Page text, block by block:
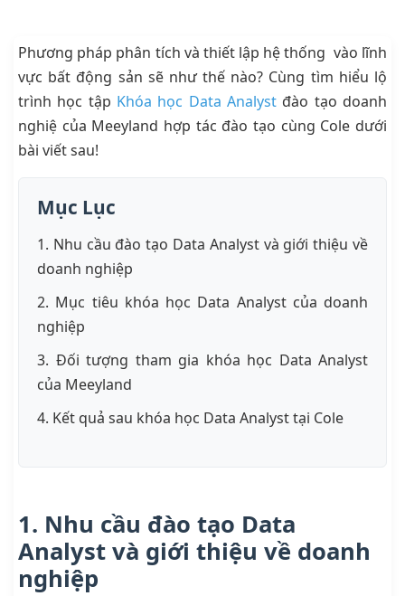
Phương pháp phân tích và thiết lập hệ thống vào lĩnh
vực bất động sản sẽ như thế nào? Cùng tìm hiểu lộ
trình học tập Khóa học Data Analyst đào tạo doanh
nghiệ của Meeyland hợp tác đào tạo cùng Cole dưới
bài viết sau!
Mục Lục
1. Nhu cầu đào tạo Data Analyst và giới thiệu về
doanh nghiệp
2. Mục tiêu khóa học Data Analyst của doanh
nghiệp
3. Đối tượng tham gia khóa học Data Analyst
của Meeyland
4. Kết quả sau khóa học Data Analyst tại Cole
1. Nhu cầu đào tạo Data
Analyst và giới thiệu về doanh
nghiệp